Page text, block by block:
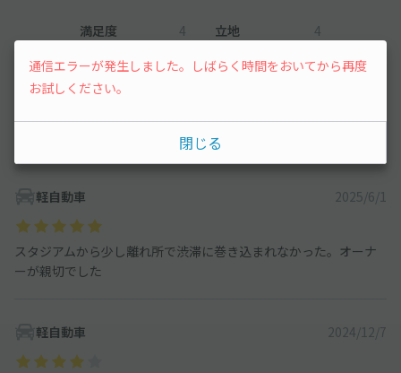
満足度 4 立地
4
車種ごとの利用実績
軽自動車 2025/6/1
スタジアムから少し離れ所で渋滞に巻き込まれなかった。オーナ
ーが親切でした
軽自動車 2024/12/7
通信エラーが発生しました。しばらく時間をおいてから再度
お試しください。
閉じる